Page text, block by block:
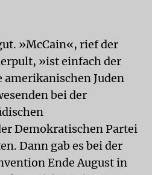
»McCain«, rief der
»ist einfach der
Juden
bei der
Demokratischen Partei
Dann gab es bei der
Ende August in